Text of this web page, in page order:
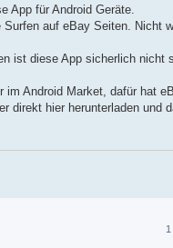
App für Android Geräte.
auf eBay Seiten. Nicht
ist diese App sicherlich
im Android Market, dafür hat
direkt hier herunterladen und